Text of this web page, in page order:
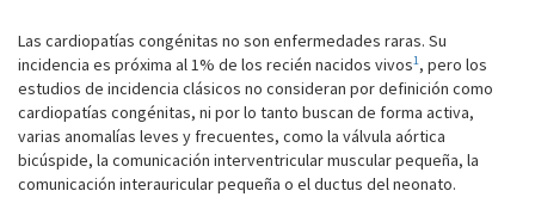
Las cardiopatías congénitas no son enfermedades raras. Su
incidencia es próxima al 1% de los recién nacidos vivos1, pero los
estudios de incidencia clásicos no consideran por definición como
cardiopatías congénitas, ni por lo tanto buscan de forma activa,
varias anomalías leves y frecuentes, como la válvula aórtica
bicúspide, la comunicación interventricular muscular pequeña, la
comunicación interauricular pequeña o el ductus del neonato.